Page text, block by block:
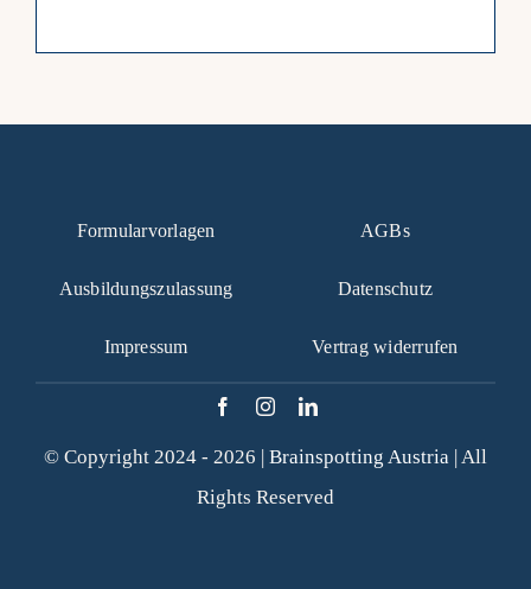
Formularvorlagen
Ausbildungszulassung
Impressum
AGBs
Datenschutz
Vertrag widerrufen
© Copyright 2024 - 2026 | Brainspotting Austria | All
Rights Reserved